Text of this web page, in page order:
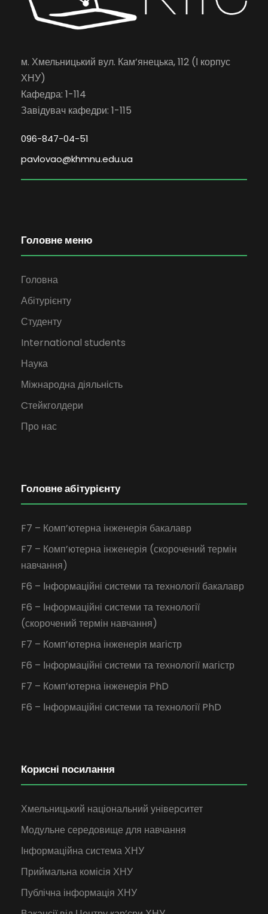
м. Хмельницький вул. Кам’янецька, 112 (І корпус
ХНУ)
Кафедра: 1-114
Завідувач кафедри: 1-115
096-847-04-51
pavlovao@khmnu.edu.ua
Головне меню
Головна
Абітурієнту
Студенту
International students
Наука
Міжнародна діяльність
Cтейкголдери
Про нас
Головне абітурієнту
F7 – Комп’ютерна інженерія бакалавр
F7 – Комп’ютерна інженерія (скорочений термін
навчання)
F6 – Інформаційні системи та технології бакалавр
F6 – Інформаційні системи та технології
(скорочений термін навчання)
F7 – Комп’ютерна інженерія магістр
F6 – Інформаційні системи та технології магістр
F7 – Комп’ютерна інженерія PhD
F6 – Інформаційні системи та технології PhD
Корисні посилання
Хмельницький національний університет
Модульне середовище для навчання
Інформаційна система ХНУ
Приймальна комісія ХНУ
Публічна інформація ХНУ